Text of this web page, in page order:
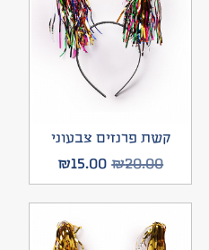
קשת פרנזים צבעוני
₪20.00
₪15.00